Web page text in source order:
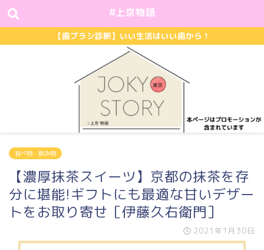
#上京物語
【歯ブラシ診断】いい生活はいい歯から！
食べ物・飲み物
【濃厚抹茶スイーツ】京都の抹茶を存
分に堪能!ギフトにも最適な甘いデザー
トをお取り寄せ［伊藤久右衛門］
2021年1月30日